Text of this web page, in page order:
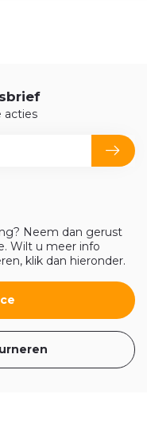
Neem dan gerust
Wilt u meer info
klik dan hieronder.
acties